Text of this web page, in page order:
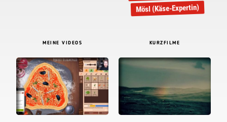
Mösl (Käse-Expertin)
MEINE VIDEOS KURZFILME